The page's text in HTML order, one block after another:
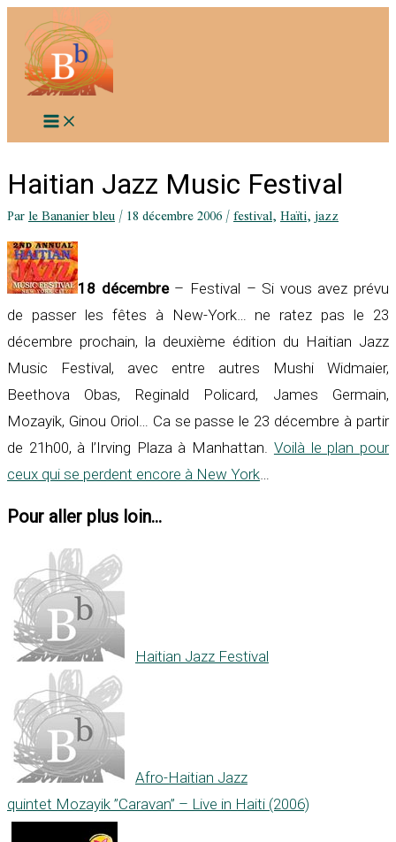
contenu
Haitian Jazz Music Festival
Parle Bananier bleu/18 décembre 2006/festival,Haïti,jazz
18 décembre– Festival – Si vous avez prévu
de passer les fêtes à
New-York… ne ratez pas le 23
décembre prochain, la deuxième édition du Haitian Jazz
Music Festival, avec entre autres Mushi Widmaier,
Beethova Obas, Reginald Policard, James Germain,
Mozayik, Ginou Oriol… Ca se passe le 23 décembre à partir
de 21h00, à l’Irving Plaza à Manhattan. Voilà le plan pour
ceux qui se perdent encore à New York
Pour aller plus loin...
Haitian Jazz Festival
Afro-Haitian Jazz
quintet Mozayik ”Caravan” – Live in Haiti (2006)